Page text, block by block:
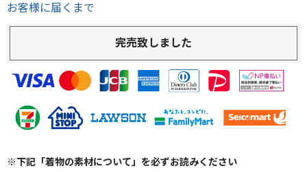
お客様に届くまで
完売致しました
※下記「着物の素材について」を必ずお読みください